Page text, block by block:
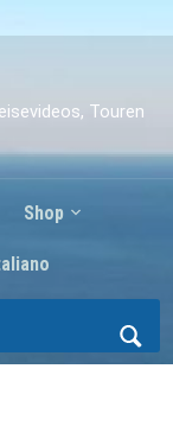
Touren
Shop